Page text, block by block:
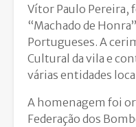
Vítor Paulo Pereira,
“Machado de
Portugueses. A
Cultural da vila e
várias entidades
A homenagem foi
Federação dos